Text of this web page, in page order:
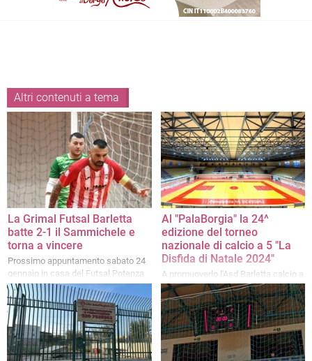
Altri contenuti a tema
La Grimal Futsal Barletta
batte 2-1 il Sammichele e
torna a vincere
Prossimo appuntamento sabato 24
gennaio in casa del Futsal Potenza
Al "PalaBorgia" la 24^
edizione del torneo
nazionale di calcio a 5 "La
Disfida di Natale 2024"
A promuoverlo l'Asd Barletta calcio a
5